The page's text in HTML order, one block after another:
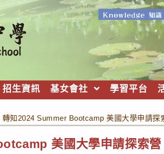
招生資訊 基女會社 學習平台
轉知2024 Summer Bootcamp 美國大學申請探
美國大學申請探索營